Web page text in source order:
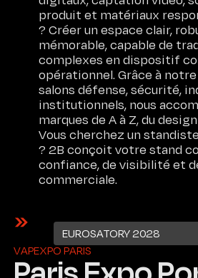
produit et matériaux
? Créer un espace clair,
mémorable, capable de
complexes en dispositif
opérationnel. Grâce à
salons défense, sécurité,
institutionnels, nous
marques de A à Z, du
Vous cherchez un
? 2B conçoit votre stand
confiance, de visibilité et
commerciale.
EUROSATORY 2028
VAPEXPO PARIS